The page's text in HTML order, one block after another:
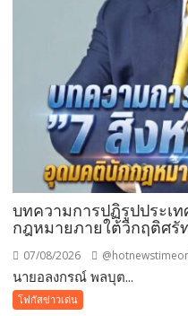
บทความการปฏิรูปประเ
กฎหมายภายใต้วิกฤติศรั
07/08/2026
นายอลงกรณ์ พลบุต...
โฟกัสข่าวเด่น